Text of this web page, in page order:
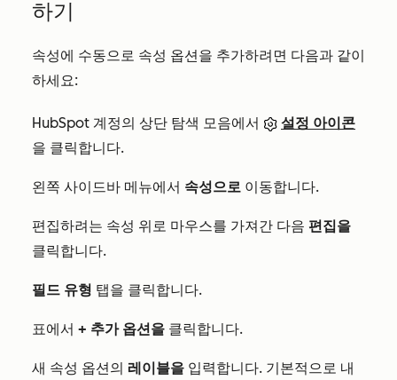
하기
속성에 수동으로 속성 옵션을 추가하려면 다음과 같이
하세요:
HubSpot 계정의 상단 탐색 모음에서
설정 아이콘
을 클릭합니다.
왼쪽 사이드바 메뉴에서 속성으로 이동합니다.
편집하려는 속성 위로 마우스를 가져간 다음 편집을
클릭합니다.
필드 유형 탭을 클릭합니다.
표에서 + 추가 옵션을 클릭합니다.
새 속성 옵션의 레이블을 입력합니다. 기본적으로 내